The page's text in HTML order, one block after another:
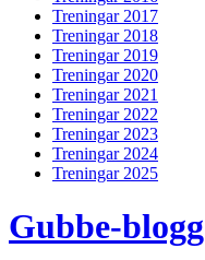
Treningar 2017
Treningar 2018
Treningar 2019
Treningar 2020
Treningar 2021
Treningar 2022
Treningar 2023
Treningar 2024
Treningar 2025
Gubbe-blogg